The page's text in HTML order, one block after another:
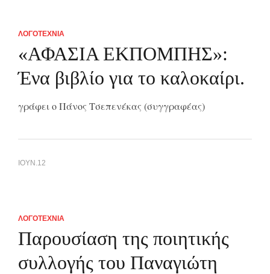
ΛΟΓΟΤΕΧΝΙΑ
«ΑΦΑΣΙΑ ΕΚΠΟΜΠΗΣ»:
Ένα βιβλίο για το καλοκαίρι.
γράφει ο Πάνος Τσεπενέκας (συγγραφέας)
ΙΟΥΝ.12
ΛΟΓΟΤΕΧΝΙΑ
Παρουσίαση της ποιητικής
συλλογής του Παναγιώτη